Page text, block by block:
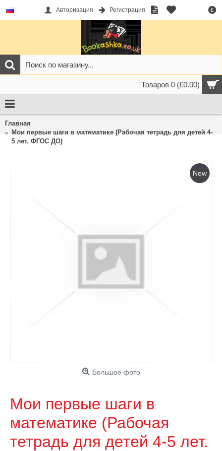
£
Авторизация Регистрация
Товаров 0 (£0.00)
Главная
Мои первые шаги в математике (Рабочая тетрадь для детей 4-
5 лет. ФГОС ДО)
New
Большое фото
Мои первые шаги в
математике (Рабочая
тетрадь для детей 4-5 лет.